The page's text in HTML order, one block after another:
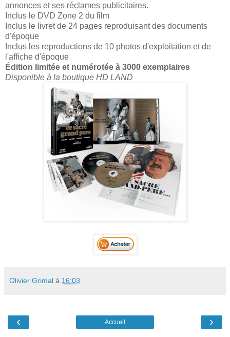
annonces et ses réclames publicitaires.
Inclus le DVD Zone 2 du film
Inclus le livret de 24 pages reproduisant des documents
d'époque
Inclus les reproductions de 10 photos d'exploitation et de
l'affiche d'époque
Édition limitée et numérotée à 3000 exemplaires
Disponible à la boutique HD LAND
Olivier Grimal à 16:03
‹ ›
Accueil